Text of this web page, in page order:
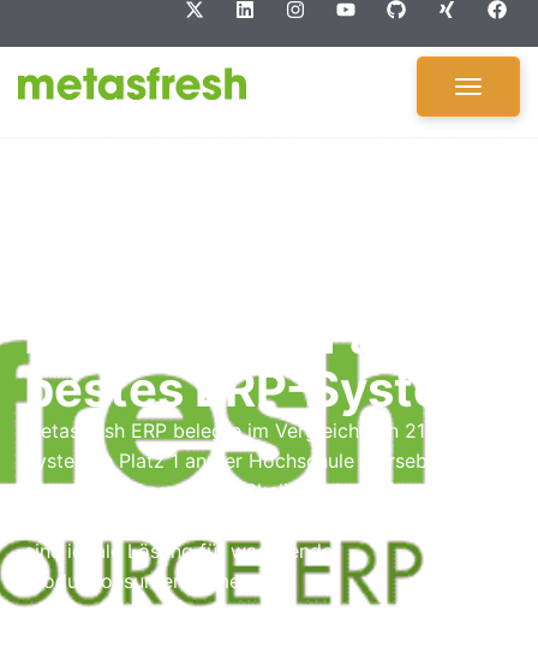
belegt Platz 1 als
bestes ERP-System
metasfresh ERP belegte im Vergleich von 21
Systemen Platz 1 an der Hochschule Merseburg.
Besonders überzeugten Skalierbarkeit,
eine ideale Lösung für wachsende
Produktionsunternehmen.